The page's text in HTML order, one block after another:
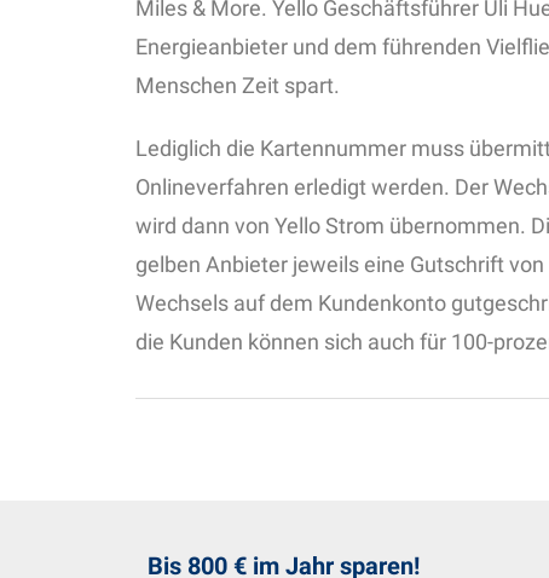
Miles & More. Yello Geschäftsführer Uli
Energieanbieter und dem führenden
Menschen Zeit spart.
Lediglich die Kartennummer muss
Onlineverfahren erledigt werden. Der
wird dann von Yello Strom übernommen.
gelben Anbieter jeweils eine Gutschrift
Wechsels auf dem Kundenkonto
die Kunden können sich auch für 100-
Bis 800 € im Jahr sparen!